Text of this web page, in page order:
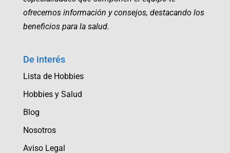
ofrecemos información y consejos, destacando los
beneficios para la salud.
De interés
Lista de Hobbies
Hobbies y Salud
Blog
Nosotros
Aviso Legal